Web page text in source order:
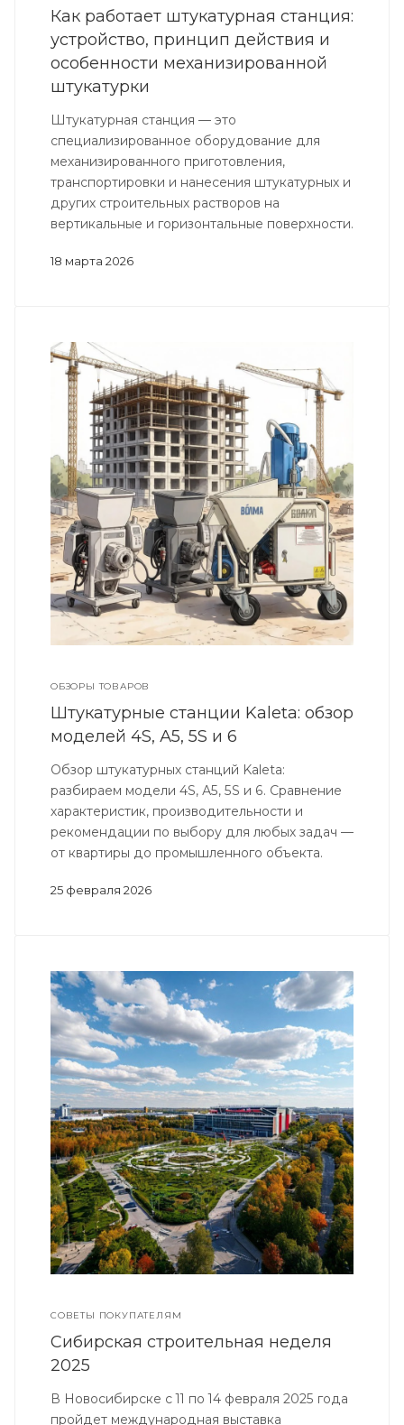
18 марта 2026
Как работает штукатурная станция:
устройство, принцип действия и
особенности механизированной
штукатурки
Штукатурная станция — это
специализированное оборудование для
механизированного приготовления,
транспортировки и нанесения штукатурных и
других строительных растворов на
вертикальные и горизонтальные поверхности.
ОБЗОРЫ ТОВАРОВ
25 февраля 2026
Штукатурные станции Kaleta: обзор
моделей 4S, А5, 5S и 6
Обзор штукатурных станций Kaleta:
разбираем модели 4S, А5, 5S и 6. Сравнение
характеристик, производительности и
рекомендации по выбору для любых задач —
от квартиры до промышленного объекта.
СОВЕТЫ ПОКУПАТЕЛЯМ
Сибирская строительная неделя
2025
В Новосибирске с 11 по 14 февраля 2025 года
пройдет международная выставка